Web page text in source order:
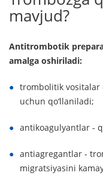
mavjud?
Antitrombotik
amalga oshiriladi:
trombolitik vositalar
uchun qo‘llaniladi;
antikoagulyantlar -
antiagregantlar -
migratsiyasini